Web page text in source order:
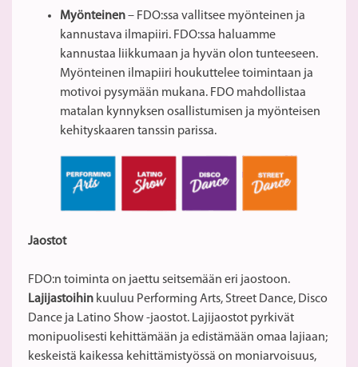
Myönteinen– FDO:ssa vallitsee myönteinen ja
kannustava ilmapiiri. FDO:ssa haluamme
kannustaa liikkumaan ja hyvän olon tunteeseen.
Myönteinen ilmapiiri houkuttelee toimintaan ja
motivoi pysymään mukana. FDO mahdollistaa
matalan kynnyksen osallistumisen ja myönteisen
kehityskaaren tanssin parissa.
Jaostot
FDO:n toiminta on jaettu seitsemään eri jaostoon.
Lajijastoihin kuuluu Performing Arts, Street Dance, Disco
Dance ja Latino Show -jaostot. Lajijaostot pyrkivät
monipuolisesti kehittämään ja edistämään omaa lajiaan;
keskeistä kaikessa kehittämistyössä on moniarvoisuus,